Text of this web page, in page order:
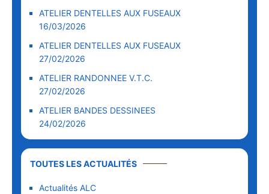
ATELIER DENTELLES AUX FUSEAUX
16/03/2026
ATELIER DENTELLES AUX FUSEAUX
27/02/2026
ATELIER RANDONNEE V.T.C.
27/02/2026
ATELIER BANDES DESSINEES
24/02/2026
TOUTES LES ACTUALITÉS
Actualités ALC